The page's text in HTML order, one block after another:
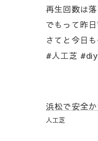
再生回数は
でもって昨
さてと今日
#人工芝
浜松で安全
人工芝